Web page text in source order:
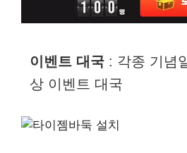
이벤트 대국 : 각종 기념
상 이벤트 대국